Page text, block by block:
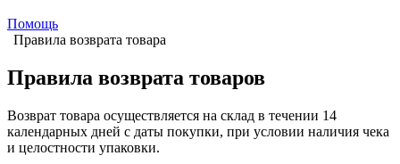
Помощь
Правила возврата товара
Правила возврата товаров
Возврат товара осуществляется на склад в течении 14
календарных дней с даты покупки, при условии наличия чека
и целостности упаковки.